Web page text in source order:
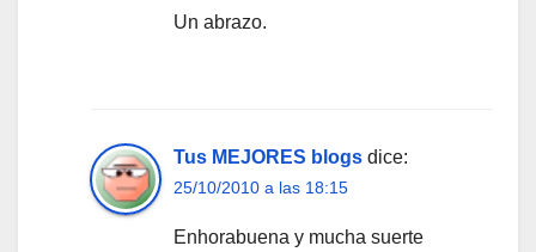
Un abrazo.
Tus MEJORES blogs dice:
25/10/2010 a las 18:15
Enhorabuena y mucha suerte